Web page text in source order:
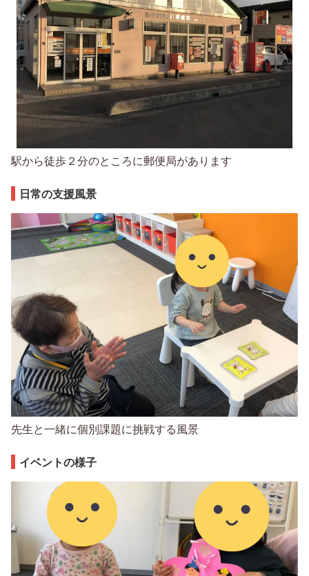
駅から徒歩２分のところに郵便局があります
日常の支援風景
先生と一緒に個別課題に挑戦する風景
イベントの様子